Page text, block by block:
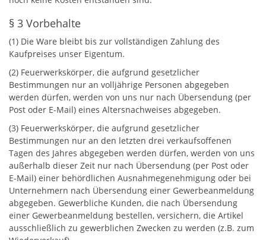
§ 3 Vorbehalte
(1) Die Ware bleibt bis zur vollständigen Zahlung des
Kaufpreises unser Eigentum.
(2) Feuerwerkskörper, die aufgrund gesetzlicher
Bestimmungen nur an volljährige Personen abgegeben
werden dürfen, werden von uns nur nach Übersendung (per
Post oder E-Mail) eines Altersnachweises abgegeben.
(3) Feuerwerkskörper, die aufgrund gesetzlicher
Bestimmungen nur an den letzten drei verkaufsoffenen
Tagen des Jahres abgegeben werden dürfen, werden von uns
außerhalb dieser Zeit nur nach Übersendung (per Post oder
E-Mail) einer behördlichen Ausnahmegenehmigung oder bei
Unternehmern nach Übersendung einer Gewerbeanmeldung
abgegeben. Gewerbliche Kunden, die nach Übersendung
einer Gewerbeanmeldung bestellen, versichern, die Artikel
ausschließlich zu gewerblichen Zwecken zu werden (z.B. zum